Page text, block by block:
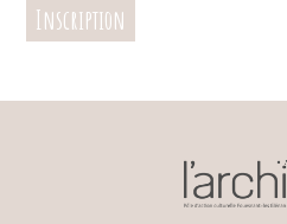
Inscription